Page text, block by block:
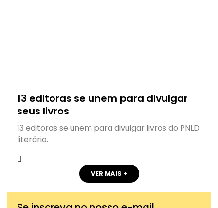
13 editoras se unem para divulgar
seus livros
13 editoras se unem para divulgar livros do PNLD
literário.
VER MAIS +